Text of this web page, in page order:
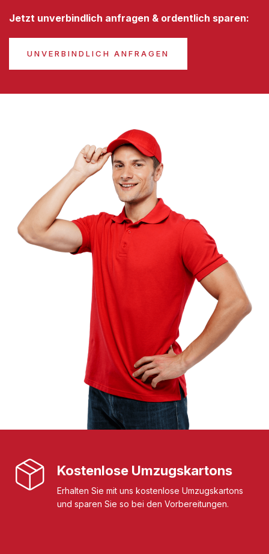
Jetzt unverbindlich anfragen & ordentlich sparen:
UNVERBINDLICH ANFRAGEN
Kostenlose Umzugskartons
Erhalten Sie mit uns kostenlose Umzugskartons
und sparen Sie so bei den Vorbereitungen.